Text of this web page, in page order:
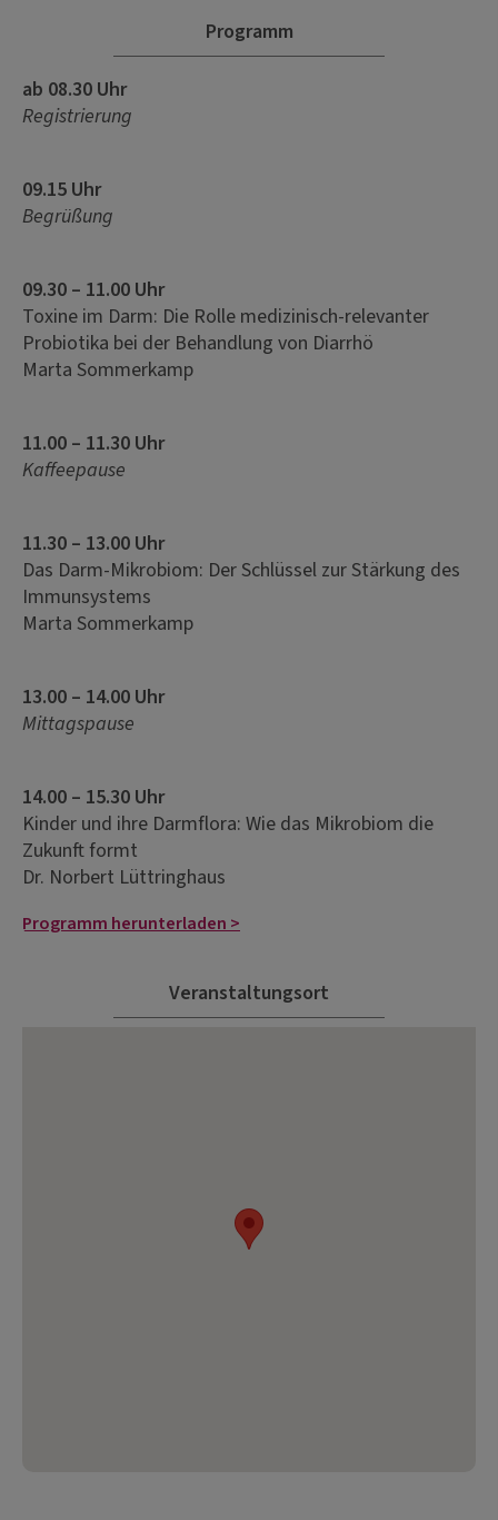
Programm
ab 08.30 Uhr
Registrierung
09.15 Uhr
Begrüßung
09.30 – 11.00 Uhr
Toxine im Darm: Die Rolle medizinisch-relevanter
Probiotika bei der Behandlung von Diarrhö
Marta Sommerkamp
11.00 – 11.30 Uhr
Kaffeepause
11.30 – 13.00 Uhr
Das Darm-Mikrobiom: Der Schlüssel zur Stärkung des
Immunsystems
Marta Sommerkamp
13.00 – 14.00 Uhr
Mittagspause
14.00 – 15.30 Uhr
Kinder und ihre Darmflora: Wie das Mikrobiom die
Zukunft formt
Dr. Norbert Lüttringhaus
Programm herunterladen >
Veranstaltungsort